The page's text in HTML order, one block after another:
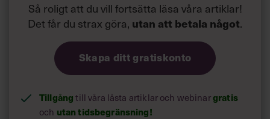
Så roligt att du vill fortsätta läsa våra artiklar!
Det får du strax göra, utan att betala något.
Skapa ditt gratiskonto
Tillgång till våra låsta artiklar och webinargratis
och utan tidsbegränsning!